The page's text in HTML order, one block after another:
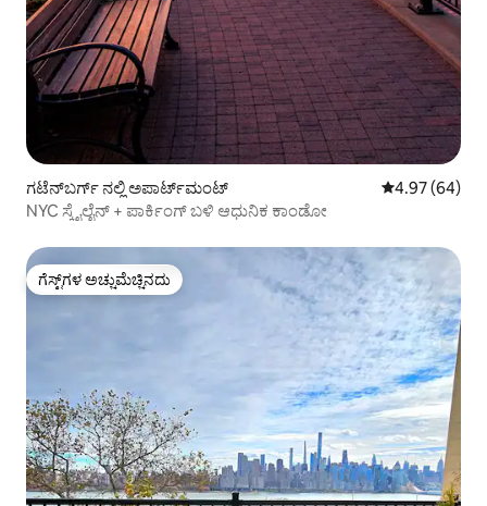
ಗಟೆನ್‌ಬರ್ಗ್ ನಲ್ಲಿ ಅಪಾರ್ಟ್‌ಮಂಟ್ 5 ರಲ್ಲಿ 4.97
4.97 (64)
NYC ಸ್ಕೈಲೈನ್ + ಪಾರ್ಕಿಂಗ್ ಬಳಿ ಆಧುನಿಕ ಕಾಂಡೋ
ಗೆಸ್ಟ್‌ಗಳ ಅಚ್ಚುಮೆಚ್ಚಿನದು
ಗೆಸ್ಟ್‌ಗಳ ಅಚ್ಚುಮೆಚ್ಚಿನದು